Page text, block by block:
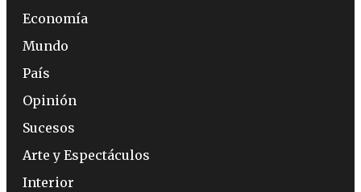
Economía
Mundo
País
Opinión
Sucesos
Arte y Espectáculos
Interior